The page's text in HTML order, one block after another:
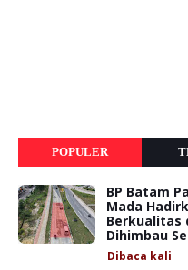
POPULER
BP Batam
Mada
Berkualitas
Dihimbau
Dibaca kali